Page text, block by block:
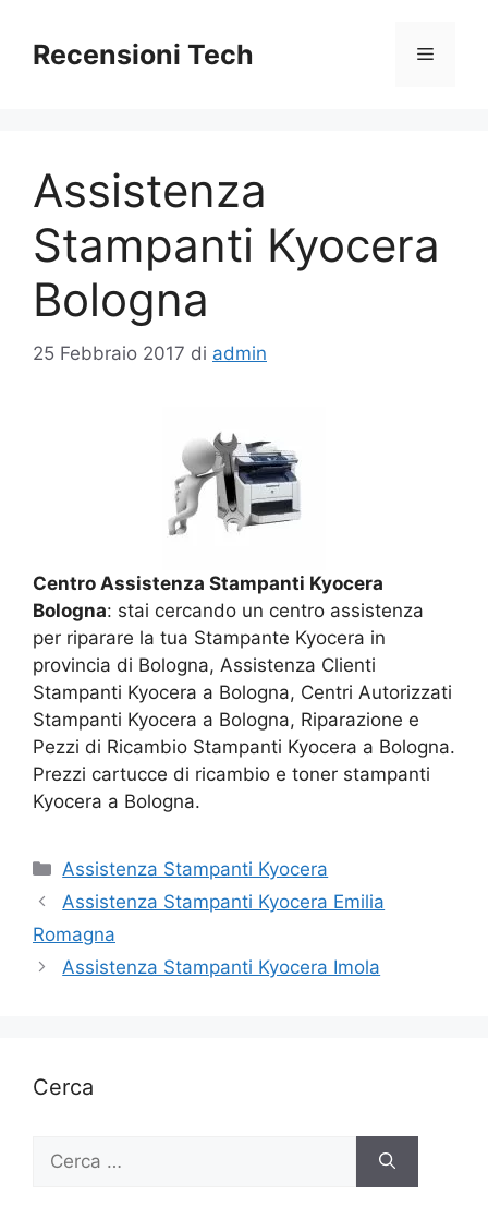
contenuto
Recensioni Tech Menu
Assistenza
Stampanti Kyocera
Bologna
25 Febbraio 2017 di admin
Centro Assistenza Stampanti Kyocera
Bologna: stai cercando un centro assistenza
per riparare la tua Stampante Kyocera in
provincia di Bologna, Assistenza Clienti
Stampanti Kyocera a Bologna, Centri Autorizzati
Stampanti Kyocera a Bologna, Riparazione e
Pezzi di Ricambio Stampanti Kyocera a Bologna.
Prezzi cartucce di ricambio e toner stampanti
Kyocera a Bologna.
Categorie
Assistenza Stampanti Kyocera
Assistenza Stampanti Kyocera Emilia
Romagna
Assistenza Stampanti Kyocera Imola
Cerca
per: